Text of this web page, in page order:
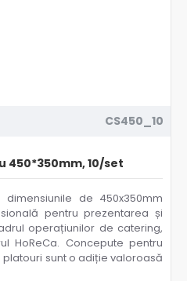
CS450_10
450*350mm, 10/set
de 450x350mm
pentru prezentarea și
operațiunilor de catering,
HoReCa. Concepute pentru
sunt o adiție valoroasă